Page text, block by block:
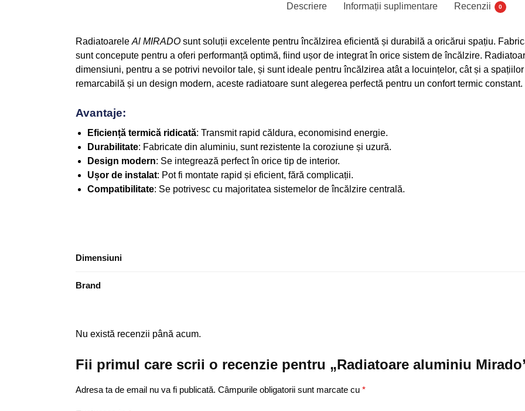
Descriere Informații suplimentare Recenzii 0
Radiatoarele Al MIRADOsunt soluții excelente pentru încălzirea eficientă și durabilă a oricărui spațiu.
sunt concepute pentru a oferi performanță optimă, fiind ușor de integrat în orice sistem de încălzire.
dimensiuni, pentru a se potrivi nevoilor tale, și sunt ideale pentru încălzirea atât a locuințelor, cât și a
remarcabilă și un design modern, aceste radiatoare sunt alegerea perfectă pentru un confort termic constant.
Avantaje:
Eficiență termică ridicată: Transmit rapid căldura, economisind energie.
Durabilitate: Fabricate din aluminiu, sunt rezistente la coroziune și uzură.
Design modern: Se integrează perfect în orice tip de interior.
Ușor de instalat: Pot fi montate rapid și eficient, fără complicații.
Compatibilitate: Se potrivesc cu majoritatea sistemelor de încălzire centrală.
Dimensiuni
Brand
Nu există recenzii până acum.
Fii primul care scrii o recenzie pentru „Radiatoare aluminiu
Adresa ta de email nu va fi publicată. Câmpurile obligatorii sunt marcate cu *